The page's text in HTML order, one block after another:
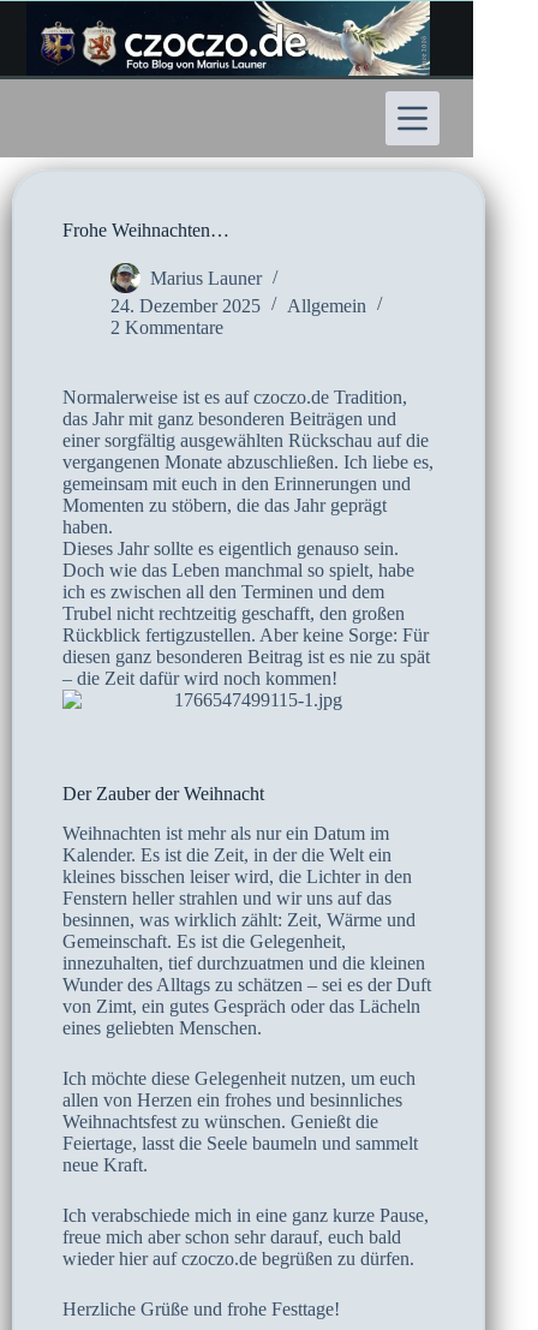
Inhalt
springen
Frohe Weihnachten…
Marius Launer
24. Dezember 2025
Allgemein
2 Kommentare
Normalerweise ist es auf czoczo.de Tradition,
das Jahr mit ganz besonderen Beiträgen und
einer sorgfältig ausgewählten Rückschau auf die
vergangenen Monate abzuschließen. Ich liebe es,
gemeinsam mit euch in den Erinnerungen und
Momenten zu stöbern, die das Jahr geprägt
haben.
​Dieses Jahr sollte es eigentlich genauso sein.
Doch wie das Leben manchmal so spielt, habe
ich es zwischen all den Terminen und dem
Trubel nicht rechtzeitig geschafft, den großen
Rückblick fertigzustellen. Aber keine Sorge: Für
diesen ganz besonderen Beitrag ist es nie zu spät
– die Zeit dafür wird noch kommen!
Der Zauber der Weihnacht
​Weihnachten ist mehr als nur ein Datum im
Kalender. Es ist die Zeit, in der die Welt ein
kleines bisschen leiser wird, die Lichter in den
Fenstern heller strahlen und wir uns auf das
besinnen, was wirklich zählt: Zeit, Wärme und
Gemeinschaft. Es ist die Gelegenheit,
innezuhalten, tief durchzuatmen und die kleinen
Wunder des Alltags zu schätzen – sei es der Duft
von Zimt, ein gutes Gespräch oder das Lächeln
eines geliebten Menschen.
​Ich möchte diese Gelegenheit nutzen, um euch
allen von Herzen ein frohes und besinnliches
Weihnachtsfest zu wünschen. Genießt die
Feiertage, lasst die Seele baumeln und sammelt
neue Kraft.
​Ich verabschiede mich in eine ganz kurze Pause,
freue mich aber schon sehr darauf, euch bald
wieder hier auf czoczo.de begrüßen zu dürfen.
​Herzliche Grüße und frohe Festtage!